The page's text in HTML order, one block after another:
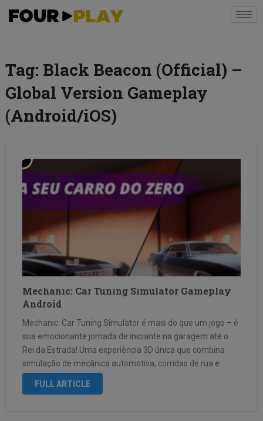
Tag: Black Beacon (Official) –
Global Version Gameplay
(Android/iOS)
Mechanic: Car Tuning Simulator Gameplay
Android
Mechanic: Car Tuning Simulator é mais do que um jogo – é
sua emocionante jornada de iniciante na garagem até o
Rei da Estrada! Uma experiência 3D única que combina
simulação de mecânica automotiva, corridas de rua e
personalização profunda de carros como nunca antes.
FULL ARTICLE